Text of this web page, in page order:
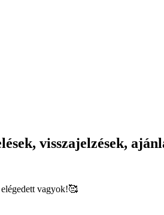
visszajelzések,
vagyok!🥰